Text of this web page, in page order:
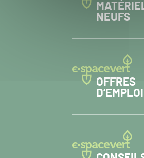
NEUFS
OFFRES
D’EMPLOI